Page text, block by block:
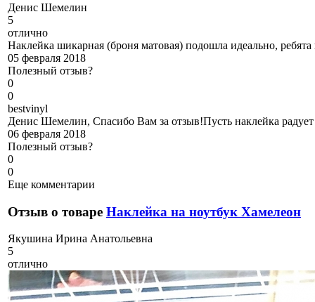
Денис Шемелин
5
отлично
Наклейка шикарная (броня матовая) подошла идеально,
05 февраля 2018
Полезный отзыв?
0
0
bestvinyl
Денис Шемелин, Спасибо Вам за отзыв!Пусть наклейка радует
06 февраля 2018
Полезный отзыв?
0
0
Еще комментарии
Отзыв о товаре Наклейка на ноутбук Хамелеон
Якушина Ирина Анатольевна
5
отлично